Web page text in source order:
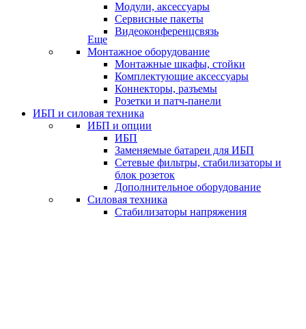
Модули, аксессуары
Сервисные пакеты
Видеоконференцсвязь
Еще
Монтажное оборудование
Монтажные шкафы, стойки
Комплектующие аксессуары
Коннекторы, разъемы
Розетки и патч-панели
ИБП и силовая техника
ИБП и опции
ИБП
Заменяемые батареи для ИБП
Сетевые фильтры, стабилизаторы и
блок розеток
Дополнительное оборудование
Силовая техника
Стабилизаторы напряжения